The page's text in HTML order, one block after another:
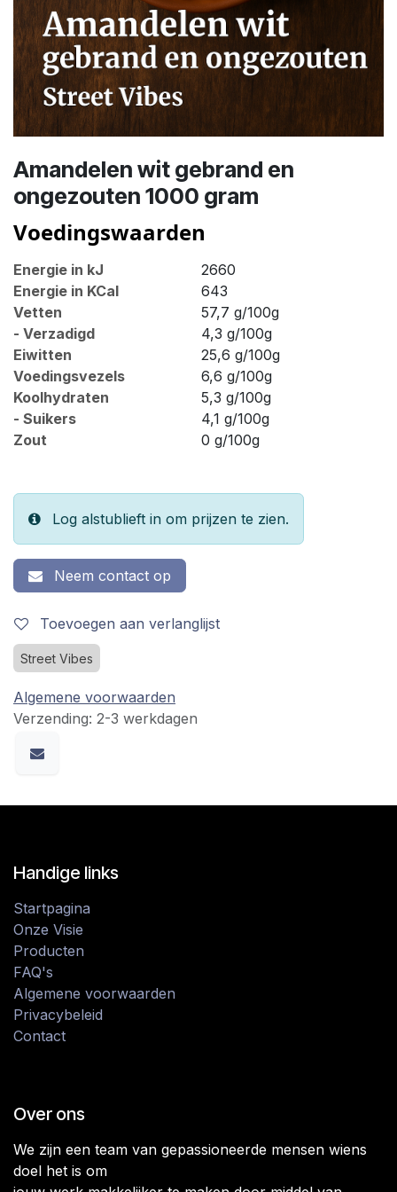
Amandelen wit gebrand en
ongezouten 1000 gram
Voedingswaarden
Energie in kJ
2660
Energie in KCal
643
Vetten
57,7 g/100g
- Verzadigd
4,3 g/100g
Eiwitten
25,6 g/100g
Voedingsvezels
6,6 g/100g
Koolhydraten
5,3 g/100g
- Suikers
4,1 g/100g
Zout
0 g/100g
Log alstublieft in om prijzen te zien.
Neem contact op
Toevoegen aan verlanglijst
Street Vibes
Algemene voorwaarden
Verzending: 2-3 werkdagen
Handige links
Startpagina
Onze Visie
Producten
FAQ's
Algemene voorwaarden
Privacybeleid
Contact
Over ons
We zijn een team van gepassioneerde mensen wiens
doel het is om